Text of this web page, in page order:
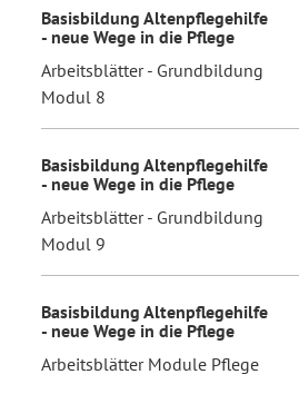
Basisbildung Altenpflegehilfe
- neue Wege in die Pflege
Arbeitsblätter - Grundbildung
Modul 8
Basisbildung Altenpflegehilfe
- neue Wege in die Pflege
Arbeitsblätter - Grundbildung
Modul 9
Basisbildung Altenpflegehilfe
- neue Wege in die Pflege
Arbeitsblätter Module Pflege